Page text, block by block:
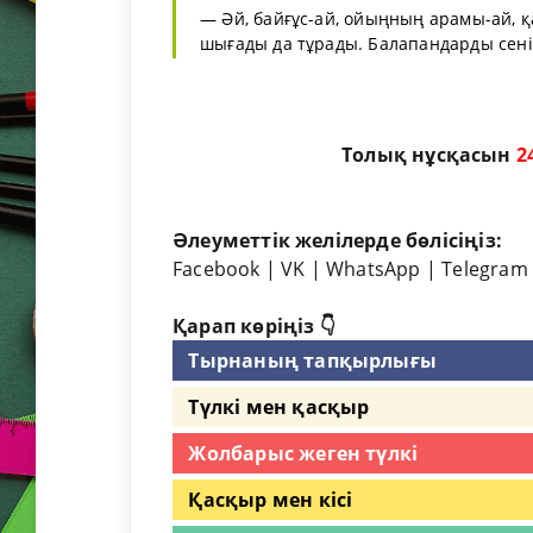
— Әй, байғұс-ай, ойыңның арамы-ай,
шығады да тұрады. Балапандарды
Толық нұсқасын
Әлеуметтік желілерде бөлісіңіз:
Facebook |VK |WhatsApp |Telegram
Қарап көріңіз 👇
Тырнаның тапқырлығы
Түлкі мен қасқыр
Жолбарыс жеген түлкі
Қасқыр мен кісі